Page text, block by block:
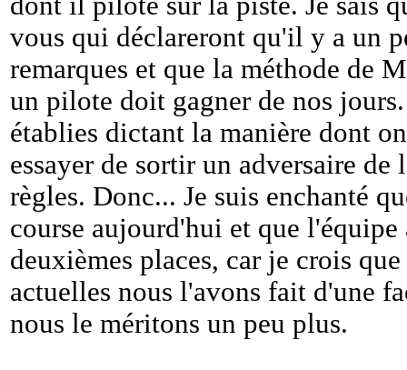
vous qui déclareront qu'il y a un
remarques et que la méthode de
un pilote doit gagner de nos
établies dictant la manière dont
essayer de sortir un adversaire de
règles. Donc... Je suis enchanté
course aujourd'hui et que
deuxièmes places, car je crois
actuelles nous l'avons fait d'une
nous le méritons un peu plus.